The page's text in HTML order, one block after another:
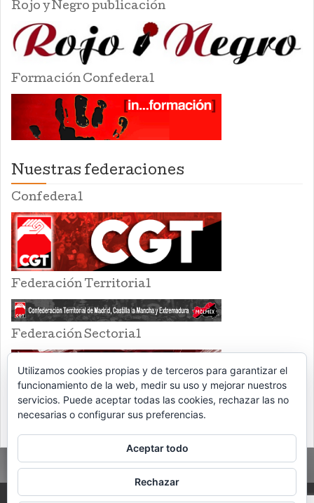
Rojo y Negro publicación
Formación Confederal
Nuestras federaciones
Confederal
Federación Territorial
Federación Sectorial
Utilizamos cookies propias y de terceros para garantizar el
funcionamiento de la web, medir su uso y mejorar nuestros
servicios. Puede aceptar todas las cookies, rechazar las no
necesarias o configurar sus preferencias.
Aceptar todo
Rechazar